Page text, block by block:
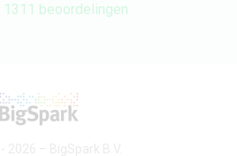
1311 beoordelingen